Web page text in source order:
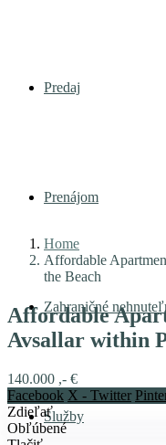
Predaj
Prenájom
Zahraničné
Služby
Home
Affordable
the Beach
Affordable
Avsallar within
140.000 ,- €
Facebook X - Twitter
Zdieľať
Obľúbené